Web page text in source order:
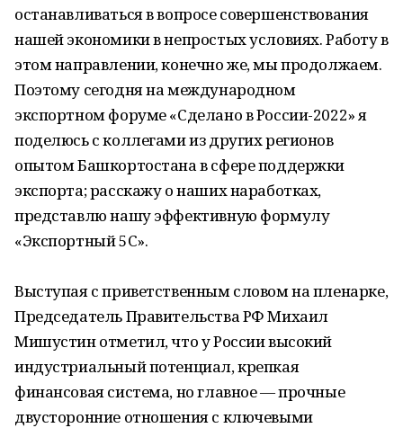
останавливаться в вопросе совершенствования
нашей экономики в непростых условиях. Работу в
этом направлении, конечно же, мы продолжаем.
Поэтому сегодня на международном
экспортном форуме «Сделано в России-2022» я
поделюсь с коллегами из других регионов
опытом Башкортостана в сфере поддержки
экспорта; расскажу о наших наработках,
представлю нашу эффективную формулу
«Экспортный 5С».
Выступая с приветственным словом на пленарке,
Председатель Правительства РФ Михаил
Мишустин отметил, что у России высокий
индустриальный потенциал, крепкая
финансовая система, но главное — прочные
двусторонние отношения с ключевыми